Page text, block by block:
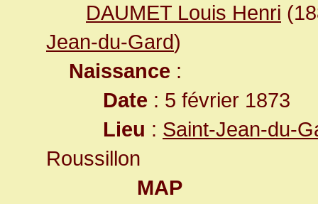
DAUMET Louis Henri
Jean-du-Gard)
Naissance :
Date : 5 février 1873
Lieu : Saint-Jean-du-
Roussillon
MAP